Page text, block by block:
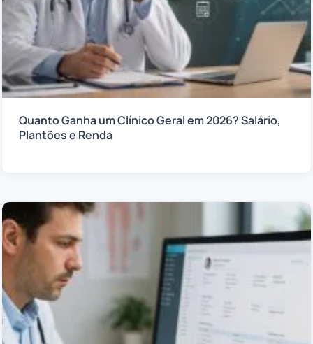
Quanto Ganha um Clínico Geral em 2026? Salário,
Plantões e Renda